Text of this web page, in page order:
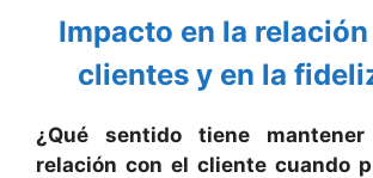
Impacto en la
clientes y en la
¿Qué sentido tiene
relación con el cliente cuando